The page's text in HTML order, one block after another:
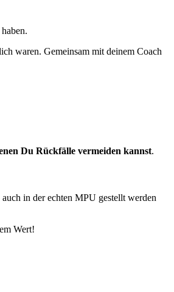
waren. Gemeinsam mit deinem Coach
Du Rückfälle vermeiden kannst.
in der echten MPU gestellt werden
Wert!